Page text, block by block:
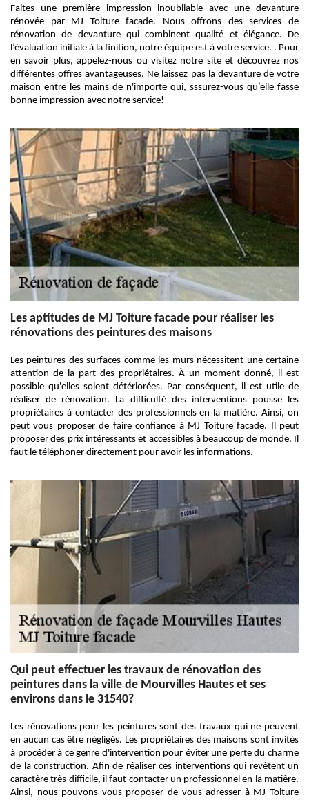
Faites une première impression inoubliable avec une devanture
rénovée par MJ Toiture facade. Nous offrons des services de
rénovation de devanture qui combinent qualité et élégance. De
l’évaluation initiale à la finition, notre équipe est à votre service. . Pour
en savoir plus, appelez-nous ou visitez notre site et découvrez nos
différentes offres avantageuses. Ne laissez pas la devanture de votre
maison entre les mains de n'importe qui, sssurez-vous qu’elle fasse
bonne impression avec notre service!
Les aptitudes de MJ Toiture facade pour réaliser les
rénovations des peintures des maisons
Les peintures des surfaces comme les murs nécessitent une certaine
attention de la part des propriétaires. À un moment donné, il est
possible qu'elles soient détériorées. Par conséquent, il est utile de
réaliser de rénovation. La difficulté des interventions pousse les
propriétaires à contacter des professionnels en la matière. Ainsi, on
peut vous proposer de faire confiance à MJ Toiture facade. Il peut
proposer des prix intéressants et accessibles à beaucoup de monde. Il
faut le téléphoner directement pour avoir les informations.
Qui peut effectuer les travaux de rénovation des
peintures dans la ville de Mourvilles Hautes et ses
environs dans le 31540?
Les rénovations pour les peintures sont des travaux qui ne peuvent
en aucun cas être négligés. Les propriétaires des maisons sont invités
à procéder à ce genre d'intervention pour éviter une perte du charme
de la construction. Afin de réaliser ces interventions qui revêtent un
caractère très difficile, il faut contacter un professionnel en la matière.
Ainsi, nous pouvons vous proposer de vous adresser à MJ Toiture